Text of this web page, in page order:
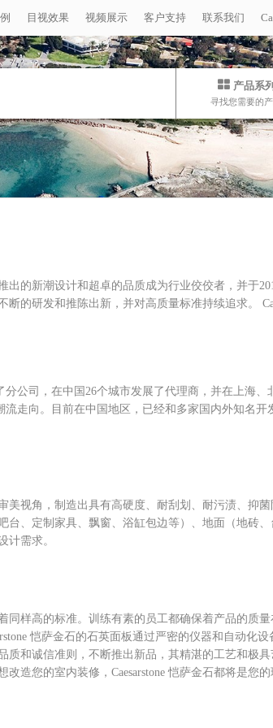
目视效果 视频展示 客户支持 联系我们
产品系列
寻找您需要的
出的新潮设计和超卓的品质成为行业佼佼者，并于
的研发和推陈出新，并对高质量标准持续追求。
分公司，在中国26个城市发展了代理商，并在上海
流走向。目前在中国地区，已经和多家国内外知名
美视角，制造出具有高硬度、耐刮划、耐污渍、抑
、定制家具、飘窗、浴缸包边等）、地面（地砖
计需求。
同样高的标准。训练有素的员工都确保着产品的质
恺萨金石的石英面板通过严密的仪器和自动化
和诚信准则，不断推出新品，其精湛的工艺和极
造您的室内装修，Caesarstone 恺萨金石都将是您的